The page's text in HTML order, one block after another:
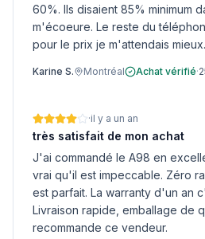
60%. Ils disaient 85% minimum
m'écoeure. Le reste du
pour le prix je m'attendais mieux.
Karine S. Montréal Achat vérifié·
·il y a un an
très satisfait de mon achat
J'ai commandé le A98 en
vrai qu'il est impeccable. Zéro
est parfait. La warranty d'un an
Livraison rapide, emballage de
recommande ce vendeur.